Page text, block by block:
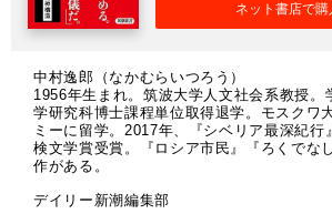
ネット書店で購
中村逸郎（なかむらいつろう）
1956年生まれ。筑波大学人文社会系教授。
学研究科博士課程単位取得退学。モスクワ
ミーに留学。2017年、『シベリア最深紀行
検文学賞受賞。『ロシア市民』『ろくでな
作がある。
デイリー新潮編集部